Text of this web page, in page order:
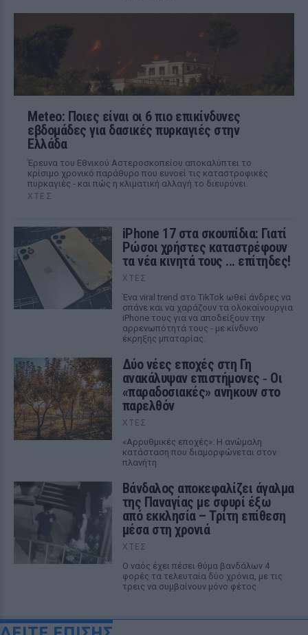
Meteo: Ποιες είναι οι 6 πιο επικίνδυνες
εβδομάδες για δασικές πυρκαγιές στην
Ελλάδα
Έρευνα του Εθνικού Αστεροσκοπείου αποκαλύπτει το
κρίσιμο χρονικό παράθυρο που ευνοεί τις καταστροφικές
πυρκαγιές - και πώς η κλιματική αλλαγή το διευρύνει.
ΧΤΕΣ
iPhone 17 στα σκουπίδια: Γιατί
Ρώσοι χρήστες καταστρέφουν
τα νέα κινητά τους ... επίτηδες!
ΧΤΕΣ
Ένα viral trend στο TikTok ωθεί άνδρες να
σπάνε και να χαράζουν τα ολοκαίνουργια
iPhone τους για να αποδείξουν την
αρρενωπότητά τους - με κίνδυνο
έκρηξης μπαταρίας.
Δύο νέες εποχές στη Γη
ανακάλυψαν επιστήμονες ‑ Oι
«παραδοσιακές» ανήκουν στο
παρελθόν
ΧΤΕΣ
«Αρρυθμικές εποχές»: Η ανώμαλη
κατάσταση που διαμορφώνεται στον
πλανήτη
Βάνδαλος αποκεφαλίζει άγαλμα
της Παναγίας με σφυρί έξω
από εκκλησία – Τρίτη επίθεση
μέσα στη χρονιά
ΧΤΕΣ
Ο ναός έχει πέσει θύμα βανδάλων 4
φορές τα τελευταία δύο χρόνια, με τις
τρεις να συμβαίνουν μόνο φέτος